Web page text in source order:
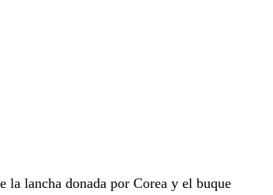
la lancha donada por Corea y el buque